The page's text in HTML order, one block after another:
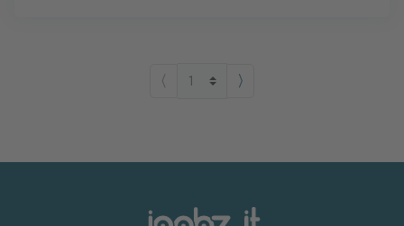
⟨ ⟩